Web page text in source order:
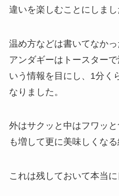
違いを楽しむことにしまし
温め方などは書いてなか
アンダギーはトースター
いう情報を目にし、1分く
なりました。
外はサクッと中はフワッ
も増して更に美味しくなる
これは残しておいて本当に